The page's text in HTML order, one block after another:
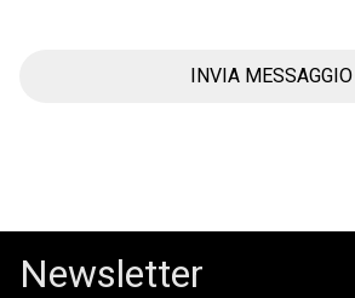
INVIA MESSAGGIO
Newsletter